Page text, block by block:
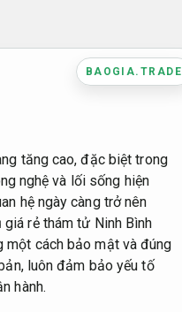
BAOGIA.TRADE
tăng cao, đặc biệt trong
nghệ và lối sống hiện
hệ ngày càng trở nên
rẻ thám tử Ninh Bình
một cách bảo mật và đúng
luôn đảm bảo yếu tố
hành.